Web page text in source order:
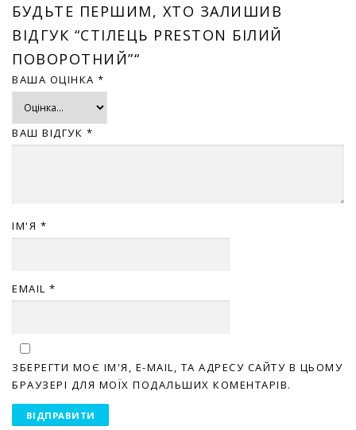
БУДЬТЕ ПЕРШИМ, ХТО ЗАЛИШИВ
ВІДГУК “СТІЛЕЦЬ PRESTON БІЛИЙ
ПОВОРОТНИЙ”“
ВАША ОЦІНКА *
ВАШ ВІДГУК *
ІМ'Я *
EMAIL *
ЗБЕРЕГТИ МОЄ ІМ'Я, E-MAIL, ТА АДРЕСУ САЙТУ В ЦЬОМУ
БРАУЗЕРІ ДЛЯ МОЇХ ПОДАЛЬШИХ КОМЕНТАРІВ.